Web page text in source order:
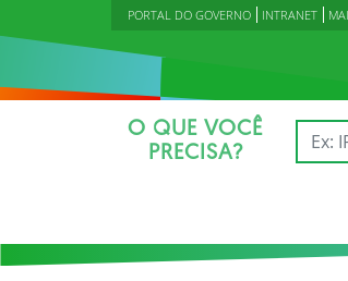
PORTAL DO GOVERNO INTRANET
O QUE VOCÊ
PRECISA?